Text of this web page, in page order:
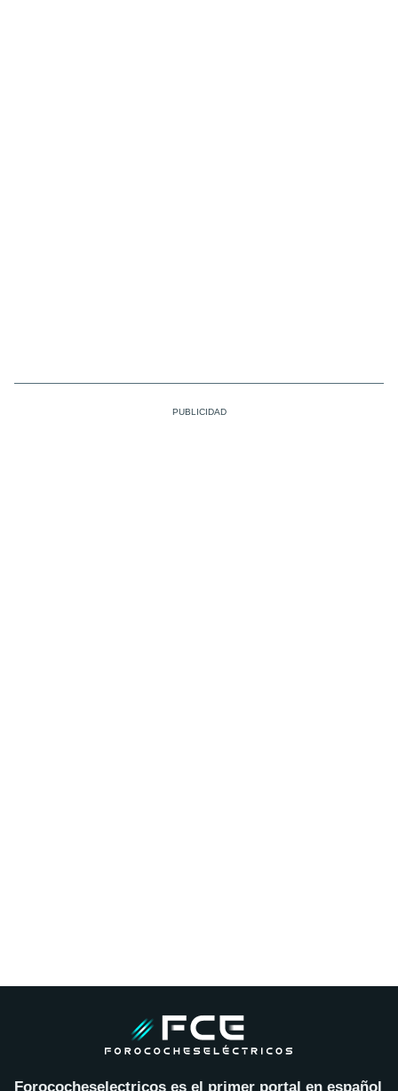
Forococheselectricos es el primer portal en español